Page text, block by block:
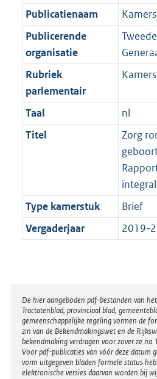
Publicatienaam
Publicerende
organisatie
Rubriek
parlementair
Taal
nl
Titel
Zorg
Type kamerstuk
Brief
Vergaderjaar
2019-
Disclaimer
De hier aangeboden pdf-bestanden van
Tractatenblad, provinciaal blad,
gemeenschappelijke regeling vormen de
zin van de Bekendmakingswet en de
bekendmaking verdragen voor zover ze
Voor pdf-publicaties van vóór deze datum
vorm uitgegeven bladen formele status
elektronische versies daarvan worden bij